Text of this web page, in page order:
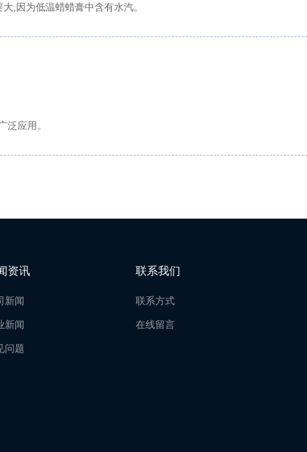
,因为低温蜡蜡膏中含有水汽。
泛应用。
资讯
新闻
新闻
问题
联系我们
联系方式
在线留言